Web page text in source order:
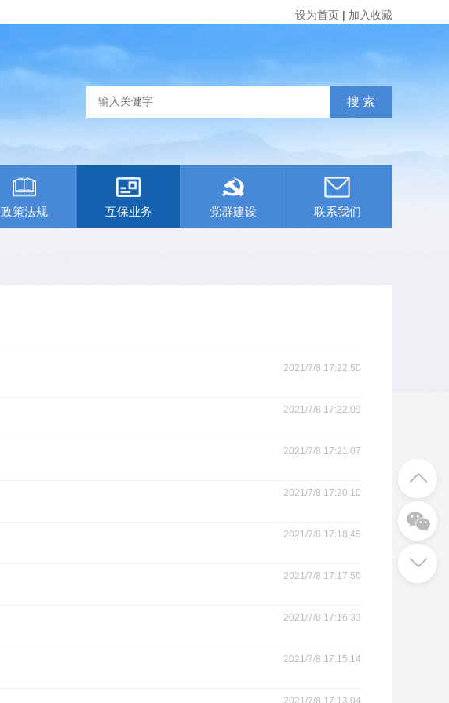
设为首页 | 加入收藏
政策法规 互保业务 党群建设 联系我们
2021/7/8 17:22:50
2021/7/8 17:22:09
2021/7/8 17:21:07
2021/7/8 17:20:10
2021/7/8 17:18:45
2021/7/8 17:17:50
2021/7/8 17:16:33
2021/7/8 17:15:14
2021/7/8 17:13:04